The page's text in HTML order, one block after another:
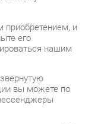
между собой
Corozo
забрав его
Полный